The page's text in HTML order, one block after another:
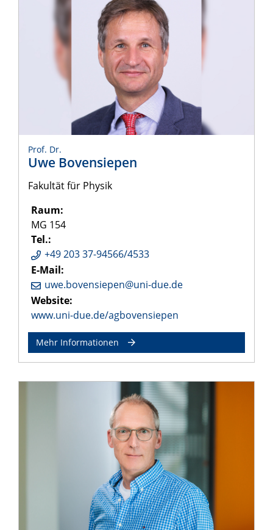
Prof. Dr.
Uwe Bovensiepen
Fakultät für Physik
Raum:
MG 154
Tel.:
+49 203 37-94566/4533
E-Mail:
uwe.bovensiepen@uni-due.de
Website:
www.uni-due.de/agbovensiepen
Mehr Informationen